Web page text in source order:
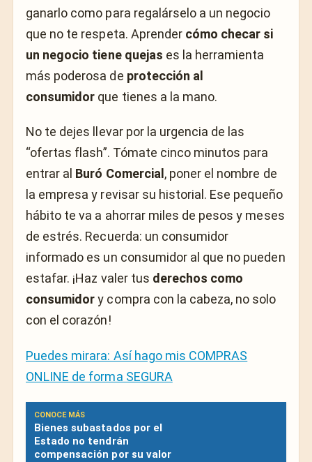
ganarlo como para regalárselo a un negocio
que no te respeta. Aprender cómo checar si
un negocio tiene quejas es la herramienta
más poderosa de protección al
consumidor que tienes a la mano.
No te dejes llevar por la urgencia de las
“ofertas flash”. Tómate cinco minutos para
entrar al Buró Comercial , poner el nombre de
la empresa y revisar su historial. Ese pequeño
hábito te va a ahorrar miles de pesos y meses
de estrés. Recuerda: un consumidor
informado es un consumidor al que no pueden
estafar. ¡Haz valer tus derechos como
consumidory compra con la cabeza, no solo
con el corazón!
Puedes mirara: Así hago mis COMPRAS
ONLINE de forma SEGURA
CONOCE MÁS
Bienes subastados por el
Estado no tendrán
compensación por su valor